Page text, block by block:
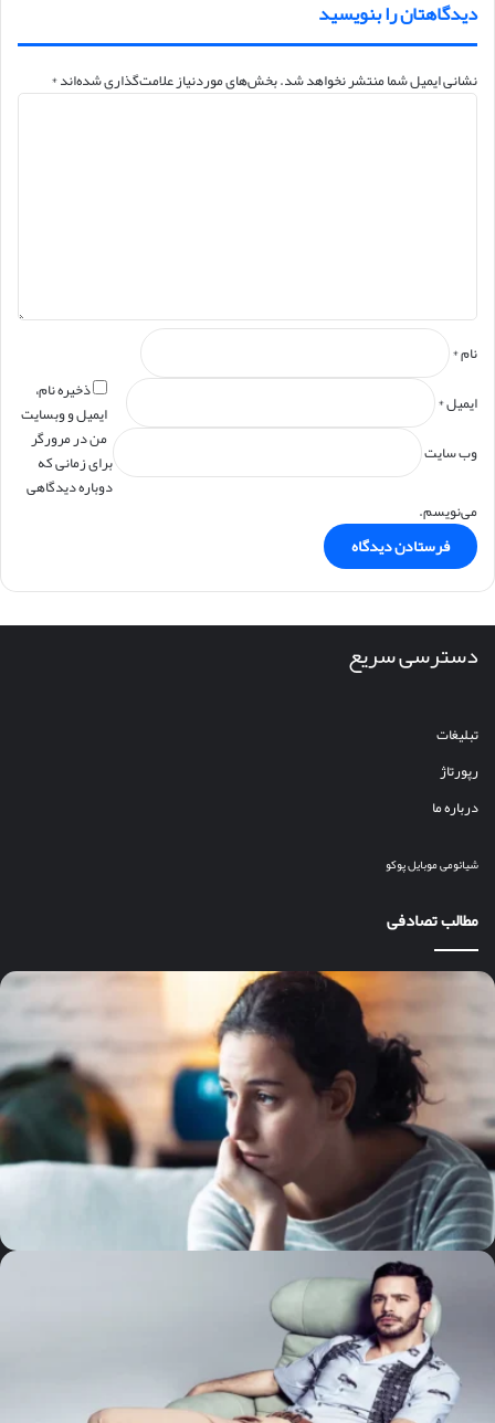
دیدگاهتان را بنویسید
نشانی ایمیل شما منتشر نخواهد شد.بخش‌های موردنیاز علامت‌گذاری شده‌اند*
د
نام*
ایمیل*
وب‌ سایت
ذخیره نام،
ایمیل و وبسایت
من در مرورگر
برای زمانی که
دوباره دیدگاهی
می‌نویسم.
دسترسی سریع
تبلیغات
رپورتاژ
درباره ما
شیائومیموبایلپوکو
مطالب تصادفی